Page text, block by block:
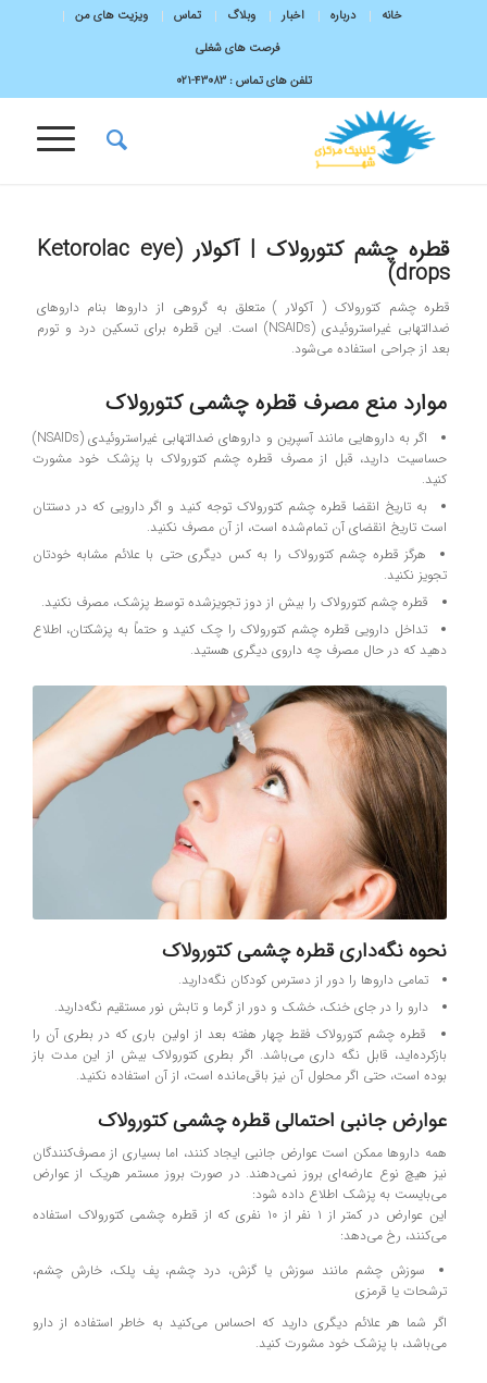
خانه درباره اخبار وبلاگ تماس
ویزیت های من
فرصت های شغلی
تلفن های تماس :43083-۰۲۱
قطره چشم کتورولاک | آکولار (Ketorolac eye
drops)
قطره چشم کتورولاک ( آکولار ) متعلق به گروهی از داروها بنام داروهای
ضدالتهابی غیراستروئیدی (NSAIDs) است. این قطره برای تسکین درد و تورم
بعد از جراحی استفاده می‌شود.
موارد منع مصرف قطره چشمی کتورولاک
اگر به داروهایی مانند آسپرین و داروهای ضدالتهابی غیراستروئیدی (NSAIDs)
حساسیت دارید، قبل از مصرف قطره چشم کتورولاک با پزشک خود مشورت
کنید.
به تاریخ انقضا قطره چشم کتورولاک توجه کنید و اگر دارویی که در دستتان
است تاریخ انقضای آن تمام‌شده است، از آن مصرف نکنید.
هرگز قطره چشم کتورولاک را به کس دیگری حتی با علائم مشابه خودتان
تجویز نکنید.
قطره چشم کتورولاک را بیش از دوز تجویزشده توسط پزشک، مصرف نکنید.
تداخل دارویی قطره چشم کتورولاک را چک کنید و حتماً به پزشکتان، اطلاع
دهید که در حال مصرف چه داروی دیگری هستید.
نحوه نگه‌داری قطره چشمی کتورولاک
تمامی داروها را دور از دسترس کودکان نگه‌دارید.
دارو را در جای خنک، خشک و دور از گرما و تابش نور مستقیم نگه‌دارید.
قطره چشم کتورولاک فقط چهار هفته بعد از اولین باری که در بطری آن را
بازکرده‌اید، قابل نگه داری می‌باشد. اگر بطری کتورولاک بیش از این مدت باز
بوده است، حتی اگر محلول آن نیز باقی‌مانده است، از آن استفاده نکنید.
عوارض جانبی احتمالی قطره چشمی کتورولاک
همه داروها ممکن است عوارض جانبی ایجاد کنند، اما بسیاری از مصرف‌کنندگان
نیز هیچ نوع عارضه‌ای بروز نمی‌دهند. در‌ صورت بروز مستمر هریک از عوارض
می‌بایست به پزشک اطلاع داده شود:
این عوارض در کمتر از ۱ نفر از ۱۰ نفری که از قطره چشمی کتورولاک استفاده
می‌کنند، رخ می‌دهد:
سوزش چشم مانند سوزش یا گزش، درد چشم، پف پلک، خارش چشم،
ترشحات یا قرمزی
اگر شما هر علائم دیگری دارید که احساس می‌کنید به خاطر استفاده از دارو
می‌باشد، با پزشک خود مشورت کنید.